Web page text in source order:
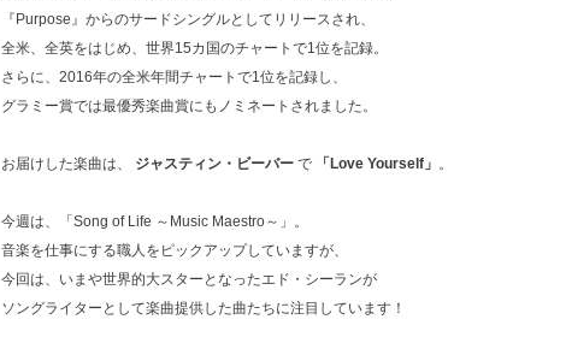
『Purpose』からのサードシングルとしてリリースされ、
全米、全英をはじめ、世界15カ国のチャートで1位を記録。
さらに、2016年の全米年間チャートで1位を記録し、
グラミー賞では最優秀楽曲賞にもノミネートされました。
お届けした楽曲は、 ジャスティン・ビーバー で 「Love Yourself」 。
今週は、「Song of Life ～Music Maestro～」。
音楽を仕事にする職人をピックアップしていますが、
今回は、いまや世界的大スターとなったエド・シーランが
ソングライターとして楽曲提供した曲たちに注目しています！